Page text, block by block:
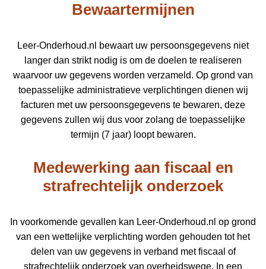
Bewaartermijnen
Leer-Onderhoud.nl bewaart uw persoonsgegevens niet
langer dan strikt nodig is om de doelen te realiseren
waarvoor uw gegevens worden verzameld. Op grond van
toepasselijke administratieve verplichtingen dienen wij
facturen met uw persoonsgegevens te bewaren, deze
gegevens zullen wij dus voor zolang de toepasselijke
termijn (7 jaar) loopt bewaren.
Medewerking aan fiscaal en
strafrechtelijk onderzoek
In voorkomende gevallen kan Leer-Onderhoud.nl op grond
van een wettelijke verplichting worden gehouden tot het
delen van uw gegevens in verband met fiscaal of
strafrechtelijk onderzoek van overheidswege. In een